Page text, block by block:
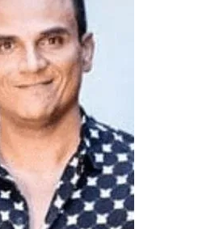
Descarga La APP
Programas
Noticias
Equipo
Sobre Nosotros